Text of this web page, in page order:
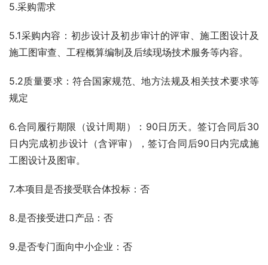
5.采购需求
5.1采购内容：初步设计及初步审计的评审、施工图设计及
施工图审查、工程概算编制及后续现场技术服务等内容。
5.2质量要求：符合国家规范、地方法规及相关技术要求等
规定
6.合同履行期限（设计周期）：90日历天。签订合同后30
日内完成初步设计（含评审），签订合同后90日内完成施
工图设计及图审。
7.本项目是否接受联合体投标：否
8.是否接受进口产品：否
9.是否专门面向中小企业：否